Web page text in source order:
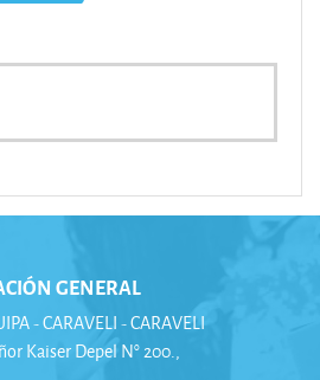
GENERAL
- CARAVELI - CARAVELI
Kaiser Depel N° 200.,